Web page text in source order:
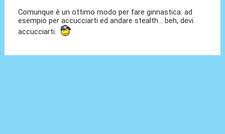
Comunque è un ottimo modo per fare ginnastica: ad
esempio per accucciarti ed andare stealth... beh, devi
accucciarti.